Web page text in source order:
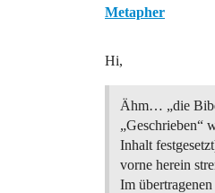
Metapher
Hi,
Ähm… „die
„Geschrieben“
Inhalt
vorne herein
Im